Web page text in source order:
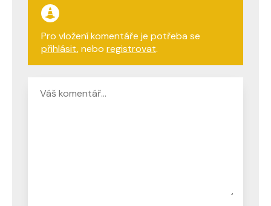
Pro vložení komentáře je potřeba se
přihlásit, nebo registrovat.